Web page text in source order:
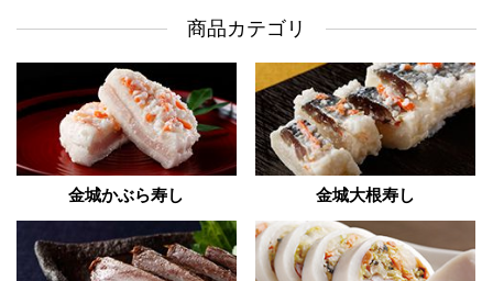
商品カテゴリ
金城かぶら寿し 金城大根寿し